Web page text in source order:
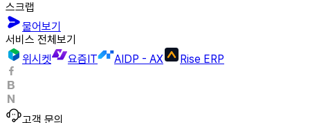
스크랩
물어보기
서비스 전체보기
위시켓
요즘IT AIDP - AX Rise ERP
고객 문의